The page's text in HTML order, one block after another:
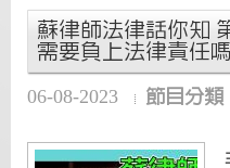
蘇律師法律話你知
需要負上法律責任
06-08-2023 節目分類